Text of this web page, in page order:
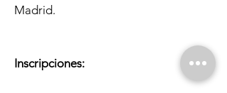
Madrid.
Inscripciones: